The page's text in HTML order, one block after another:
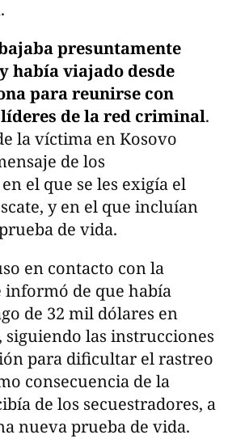
presuntamente
había viajado desde
para reunirse con
líderes de la red criminal.
la víctima en Kosovo
de los
el que se les exigía el
y en el que incluían
de vida.
en contacto con la
informó de que había
de 32 mil dólares en
siguiendo las instrucciones
para dificultar el rastreo
consecuencia de la
de los secuestradores, a
nueva prueba de vida.